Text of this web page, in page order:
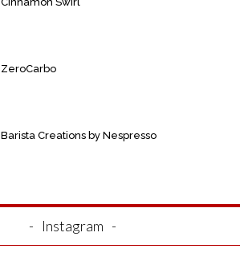
ZeroCarbo
Barista Creations by Nespresso
Instagram